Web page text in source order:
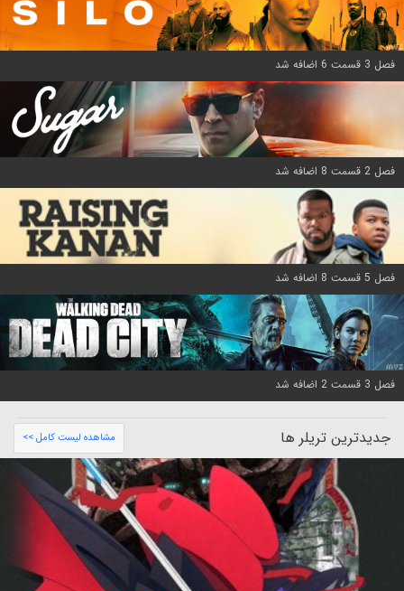
فصل 3 قسمت 6 اضافه شد
فصل 2 قسمت 8 اضافه شد
فصل 5 قسمت 8 اضافه شد
فصل 3 قسمت 2 اضافه شد
جدیدترین تریلر ها مشاهده لیست کامل >>